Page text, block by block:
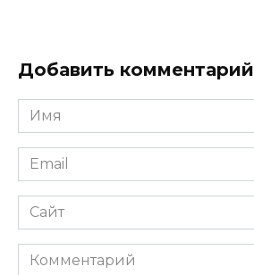
Добавить комментарий
Имя
*
Email
*
Сайт
Комментарий